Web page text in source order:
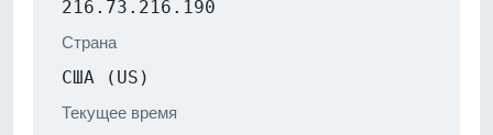
216.73.216.190
Страна
США (US)
Текущее время